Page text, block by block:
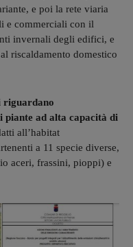
e poi la rete viaria
e commerciali con il
invernali degli edifici, e
riscaldamento domestico
riguardano
piante ad alta capacità di
all’habitat
a 11 specie diverse,
aceri, frassini, pioppi) e